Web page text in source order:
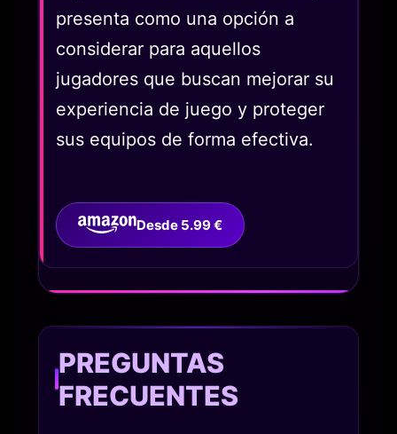
presenta como una opción a
considerar para aquellos
jugadores que buscan mejorar su
experiencia de juego y proteger
sus equipos de forma efectiva.
Desde 5.99 €
PREGUNTAS
FRECUENTES